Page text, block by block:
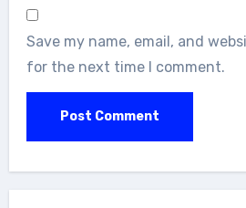
Save my name, email, and
for the next time I comment.